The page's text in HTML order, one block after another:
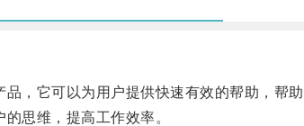
它可以为用户提供快速有效的帮助，帮助
思维，提高工作效率。